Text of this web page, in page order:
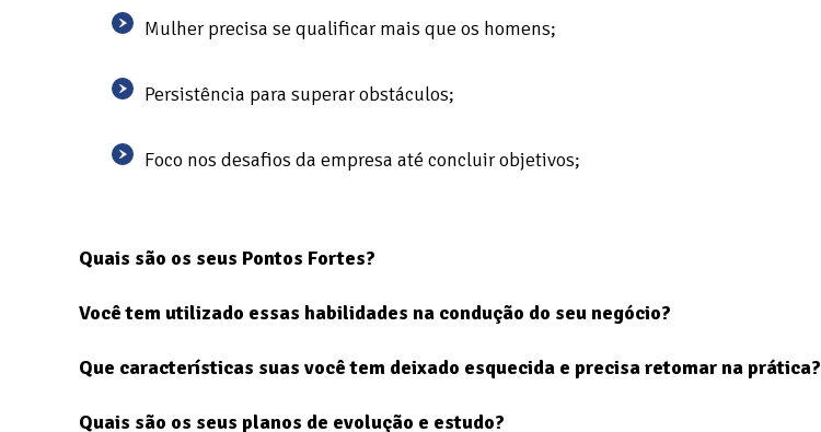
Mulher precisa se qualificar mais que os homens;
Persistência para superar obstáculos;
Foco nos desafios da empresa até concluir objetivos;
Quais são os seus Pontos Fortes?
Você tem utilizado essas habilidades na condução do seu negócio?
Que características suas você tem deixado esquecida e precisa retomar na prática?
Quais são os seus planos de evolução e estudo?